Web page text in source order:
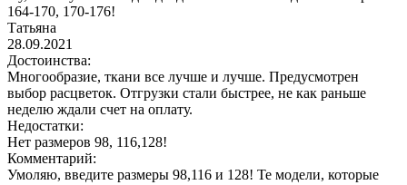
164-170, 170-176!
Татьяна
28.09.2021
Достоинства:
Многообразие, ткани все лучше и лучше. Предусмотрен
выбор расцветок. Отгрузки стали быстрее, не как раньше
неделю ждали счет на оплату.
Недостатки:
Нет размеров 98, 116,128!
Комментарий:
Умоляю, введите размеры 98,116 и 128! Те модели, которые